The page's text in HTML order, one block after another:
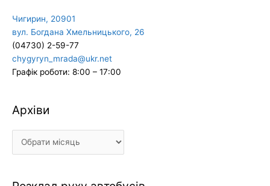
Чигирин, 20901
вул. Богдана Хмельницького, 26
(04730) 2-59-77
chygyryn_mrada@ukr.net
Графік роботи: 8:00 – 17:00
Архіви
Архіви